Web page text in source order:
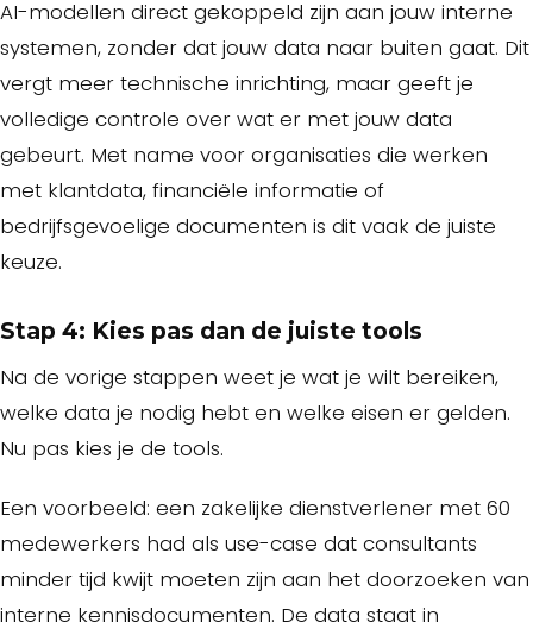
AI-modellen direct gekoppeld zijn aan jouw interne
systemen, zonder dat jouw data naar buiten gaat. Dit
vergt meer technische inrichting, maar geeft je
volledige controle over wat er met jouw data
gebeurt. Met name voor organisaties die werken
met klantdata, financiële informatie of
bedrijfsgevoelige documenten is dit vaak de juiste
keuze.
Stap 4: Kies pas dan de juiste tools
Na de vorige stappen weet je wat je wilt bereiken,
welke data je nodig hebt en welke eisen er gelden.
Nu pas kies je de tools.
Een voorbeeld: een zakelijke dienstverlener met 60
medewerkers had als use-case dat consultants
minder tijd kwijt moeten zijn aan het doorzoeken van
interne kennisdocumenten. De data staat in